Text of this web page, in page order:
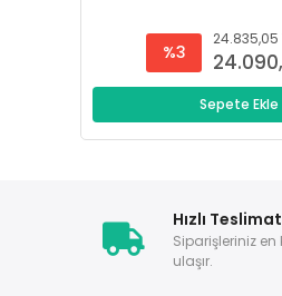
%3
24.835,05
Sepete Ekle
Hızlı Teslimat
Siparişleriniz en
ulaşır.